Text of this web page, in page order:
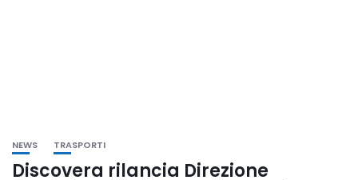
NEWS TRASPORTI
Discovera rilancia Direzione